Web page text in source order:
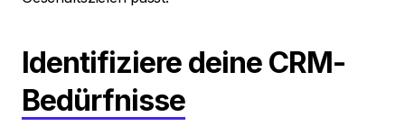
Identifiziere deine CRM-
Bedürfnisse